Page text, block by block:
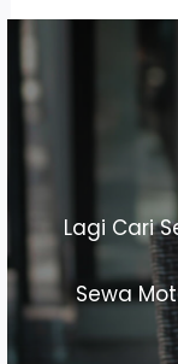
Lagi Cari
Sewa